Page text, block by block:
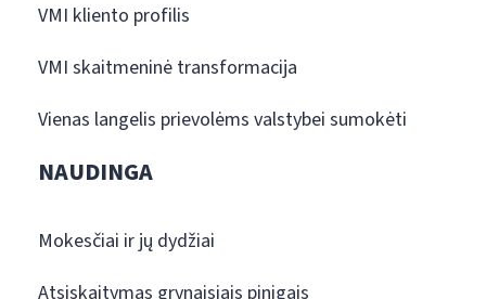
VMI kliento profilis
VMI skaitmeninė transformacija
Vienas langelis prievolėms valstybei sumokėti
NAUDINGA
Mokesčiai ir jų dydžiai
Atsiskaitymas grynaisiais pinigais